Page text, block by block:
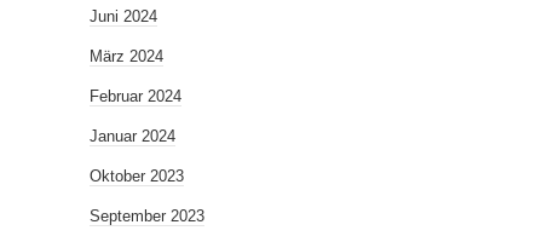
Juni 2024
März 2024
Februar 2024
Januar 2024
Oktober 2023
September 2023